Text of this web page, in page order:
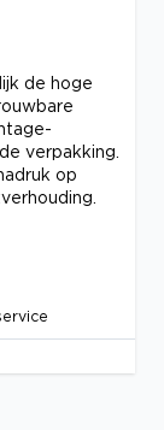
de hoge
verpakking.
op